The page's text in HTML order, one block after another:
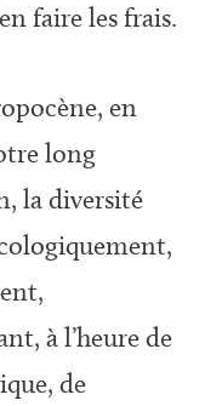
faire les frais.
en
long
la diversité
à l’heure de
de